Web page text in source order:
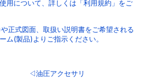
ラインチェックバルブ
(チョーク穴無し・有り 共用)
ブ（流量調整弁）
用について、詳しくは「利用規約」をご
正式図面、取扱い説明書をご希望される
ム(製品)よりご指示ください。
◁油圧アクセサリ